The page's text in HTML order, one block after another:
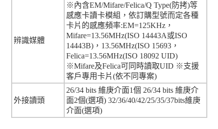
辨識媒體
※內含EM/Mifare/Felica/Q Type(防拷)等
感應卡讀卡模組，依訂購型號而定各種
卡片的感應頻率:EM=125KHz，
Mifare=13.56MHz(ISO 14443A或ISO
14443B)，13.56MHz(ISO 15693，
Felica=13.56MHz(ISO 18092 UID)
※Mifare及Felica可同時讀取UID ※支援
客戶專用卡片(依不同專案)
外接讀頭
26/34 bits 維庚介面1個 26/34 bits 維庚介
面2個(選項) 32/36/40/42/25/35/37bits維庚
介面(選項)